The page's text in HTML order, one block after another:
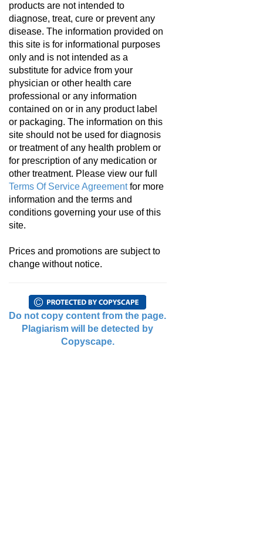
products are not intended to
diagnose, treat, cure or prevent any
disease. The information provided on
this site is for informational purposes
only and is not intended as a
substitute for advice from your
physician or other health care
professional or any information
contained on or in any product label
or packaging. The information on this
site should not be used for diagnosis
or treatment of any health problem or
for prescription of any medication or
other treatment. Please view our full
Terms Of Service Agreementfor more
information and the terms and
conditions governing your use of this
site.
Prices and promotions are subject to
change without notice.
Do not copy content from the page.
Plagiarism will be detected by
Copyscape.